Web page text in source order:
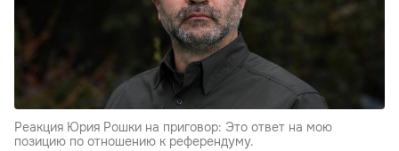
Реакция Юрия Рошки на приговор: Это ответ на мою
позицию по отношению к референдуму.